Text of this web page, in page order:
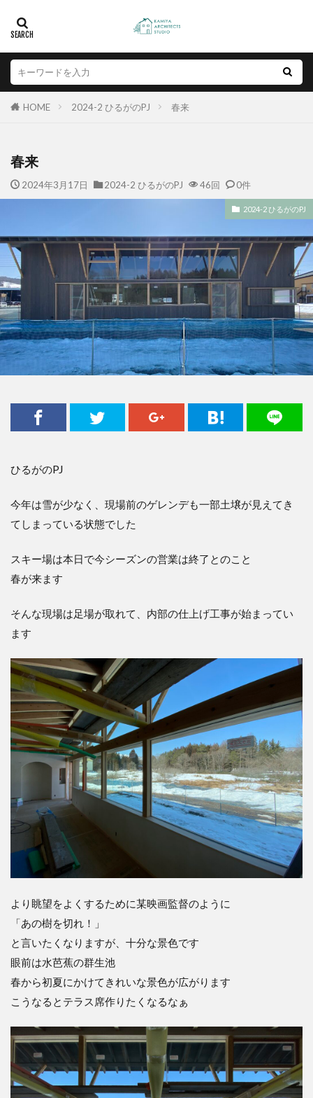
HOME 2024-2 ひるがのPJ 春来
春来
2024年3月17日 2024-2 ひるがのPJ 46回 0件
2024-2 ひるがのPJ
ひるがのPJ
今年は雪が少なく、現場前のゲレンデも一部土壌が見えてき
てしまっている状態でした
スキー場は本日で今シーズンの営業は終了とのこと
春が来ます
そんな現場は足場が取れて、内部の仕上げ工事が始まってい
ます
より眺望をよくするために某映画監督のように
「あの樹を切れ！」
と言いたくなりますが、十分な景色です
眼前は水芭蕉の群生池
春から初夏にかけてきれいな景色が広がります
こうなるとテラス席作りたくなるなぁ